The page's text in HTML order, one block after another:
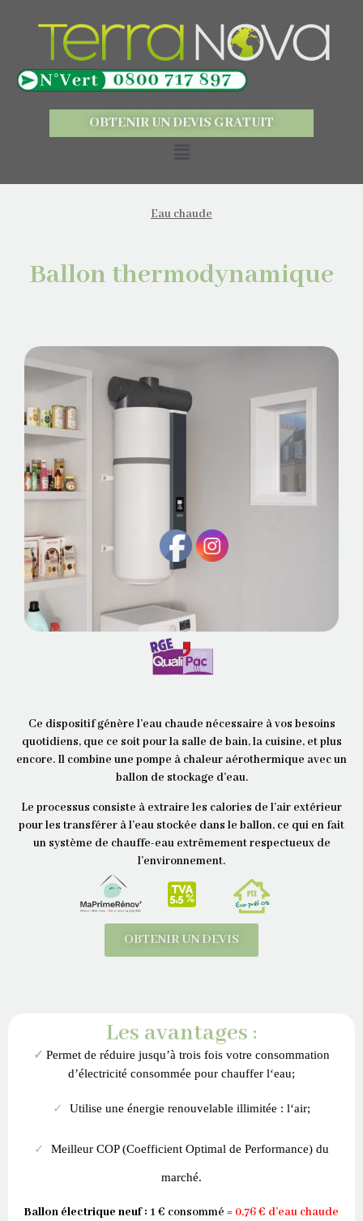
OBTENIR UN DEVIS GRATUIT
Eau chaude
Ballon thermodynamique
Ce dispositif génère l’eau chaude nécessaire à vos besoins
quotidiens, que ce soit pour la salle de bain, la cuisine, et plus
encore. Il combine une pompe à chaleur aérothermique avec un
ballon de stockage d’eau.
Le processus consiste à extraire les calories de l’air extérieur
pour les transférer à l’eau stockée dans le ballon, ce qui en fait
un système de chauffe-eau extrêmement respectueux de
l’environnement.
OBTENIR UN DEVIS
Les avantages :
✓ Permet de réduire jusqu’à trois fois votre consommation
d’électricité consommée pour chauffer l‘eau;
✓ Utilise une énergie renouvelable illimitée : l‘air;
✓ Meilleur COP (Coefficient Optimal de Performance) du
marché.
Ballon électrique neuf : 1 € consommé = 0,76 € d’eau chaude